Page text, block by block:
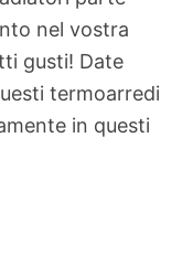
nel vostra
gusti! Date
termoarredi
in questi